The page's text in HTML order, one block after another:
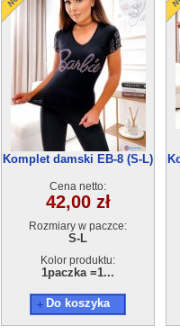
Komplet damski EB-8 (S-L)
Cena netto:
42,00 zł
Rozmiary w paczce:
S-L
Kolor produktu:
1paczka =1...
Do koszyka